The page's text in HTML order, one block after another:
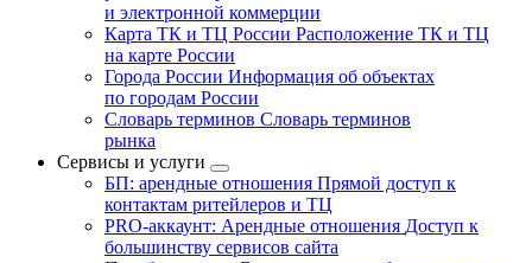
и электронной коммерции
Карта ТК и ТЦ России Расположение ТК и ТЦ
на карте России
Города России Информация об объектах
по городам России
Словарь терминов Словарь терминов
рынка
Сервисы и услуги
БП: арендные отношения Прямой доступ к
контактам ритейлеров и ТЦ
PRO-аккаунт: Арендные отношения Доступ к
большинству сервисов сайта